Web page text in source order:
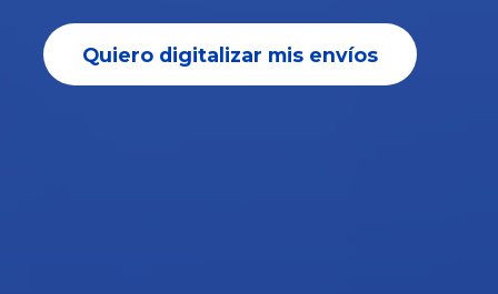
Quiero digitalizar mis envíos